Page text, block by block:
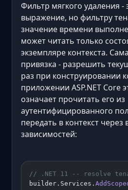
Фильтр мягкого удаления -
выражение, но фильтру
значение времени
может читать только
экземпляре контекста.
привязка - разрешить
раз при конструировании
приложении ASP.NET Core
означает прочитать его из
аутентифицированного
передать в контекст через
зависимостей:
// .NET 11 -- resolve
builder.Services.